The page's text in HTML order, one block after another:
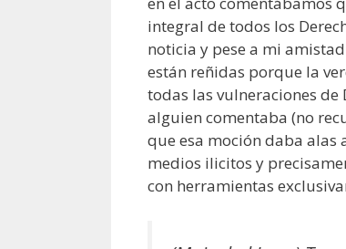
integral de todos los
noticia y pese a mi
están reñidas porque la
todas las vulneraciones de
alguien comentaba (no
que esa moción daba alas
medios ilicitos y
con herramientas